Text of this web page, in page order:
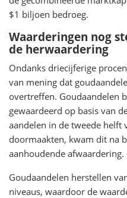
$1 biljoen bedroeg.
Waarderingen nog
de herwaardering
Ondanks driecijferige
van mening dat
overtreffen. Goudaandelen
gewaardeerd op basis van
aandelen in de tweede helft
doormaakten, kwam dit na
aanhoudende afwaardering.
Goudaandelen herstellen
niveaus, waardoor de